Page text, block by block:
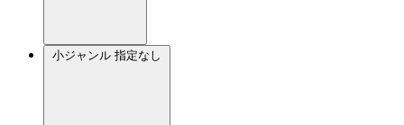
小ジャンル 指定なし